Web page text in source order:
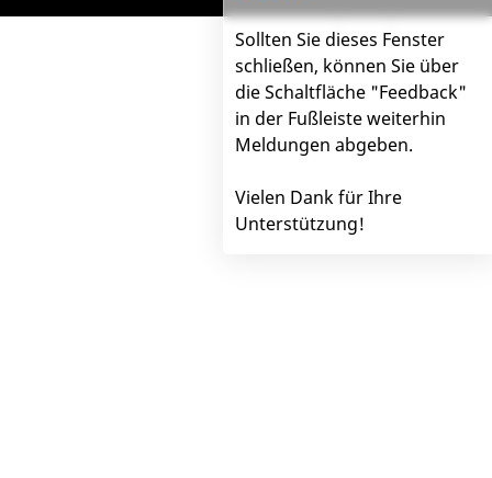
Sollten Sie dieses Fenster
schließen, können Sie über
die Schaltfläche "Feedback"
in der Fußleiste weiterhin
Meldungen abgeben.
Vielen Dank für Ihre
Unterstützung!
Impressum Feedback